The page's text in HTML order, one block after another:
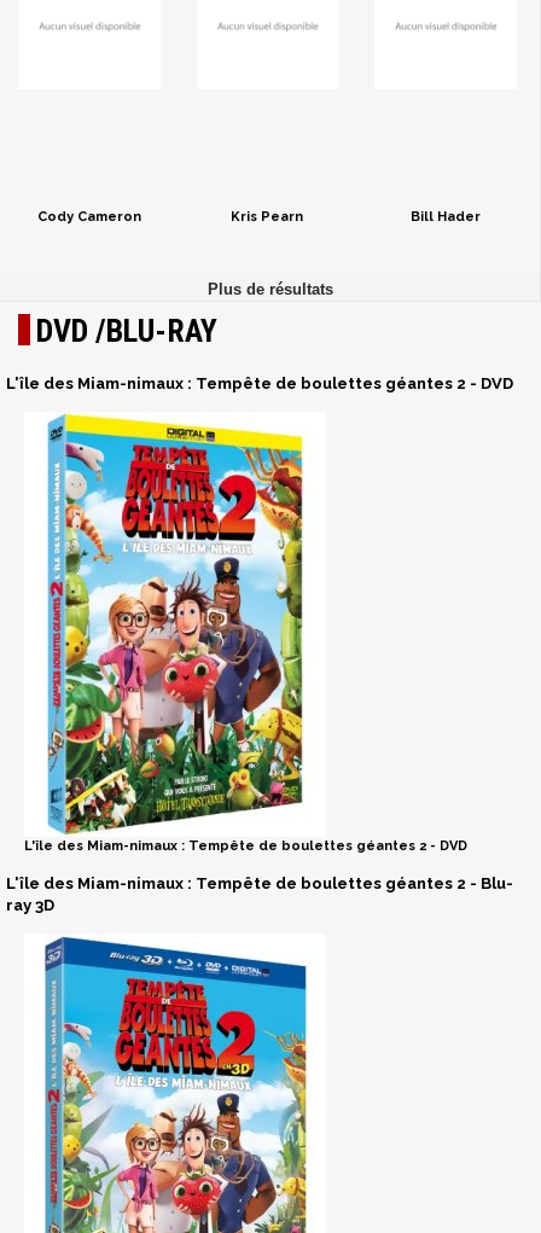
Cody Cameron Kris Pearn Bill Hader
DVD /BLU-RAY
L'île des Miam-nimaux : Tempête de boulettes géantes 2 - DVD
L'île des Miam-nimaux : Tempête de boulettes géantes 2 - DVD
L'île des Miam-nimaux : Tempête de boulettes géantes 2 - Blu-
ray 3D